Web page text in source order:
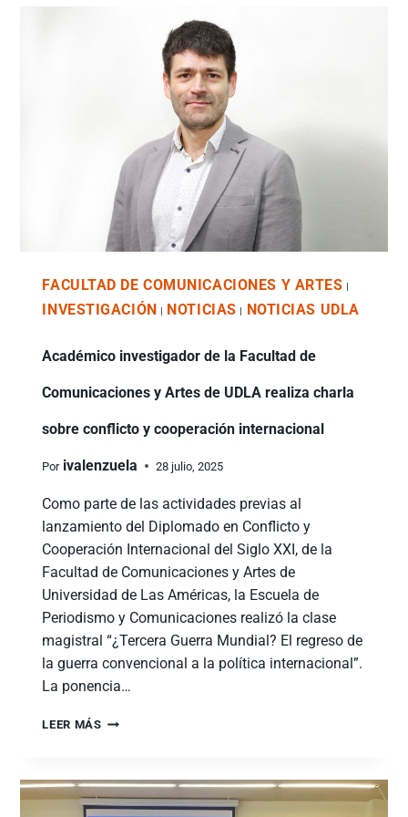
FACULTAD DE COMUNICACIONES Y ARTES
INVESTIGACIÓN NOTICIAS NOTICIAS UDLA
Académico investigador de la Facultad de
Comunicaciones y Artes de UDLA realiza charla
sobre conflicto y cooperación internacional
Por ivalenzuela 28 julio, 2025
Como parte de las actividades previas al
lanzamiento del Diplomado en Conflicto y
Cooperación Internacional del Siglo XXI, de la
Facultad de Comunicaciones y Artes de
Universidad de Las Américas, la Escuela de
Periodismo y Comunicaciones realizó la clase
magistral “¿Tercera Guerra Mundial? El regreso de
la guerra convencional a la política internacional”.
La ponencia…
LEER MÁS